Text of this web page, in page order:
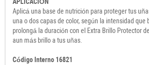
Aplicá una base de nutrición para proteger tus
una o dos capas de color, según la intensidad que
prolongá la duración con el Extra Brillo Protector
aun más brillo a tus uñas.
Código Interno 16821